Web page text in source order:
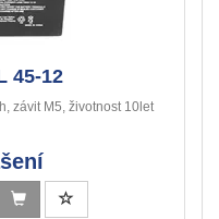
45-12
závit M5, životnost 10let